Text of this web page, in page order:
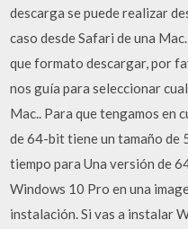
descarga se puede realizar
caso desde Safari de una
que formato descargar, por
nos guía para seleccionar
Mac.. Para que tengamos en
de 64-bit tiene un tamaño de
tiempo para Una versión de
Windows 10 Pro en una
instalación. Si vas a instalar